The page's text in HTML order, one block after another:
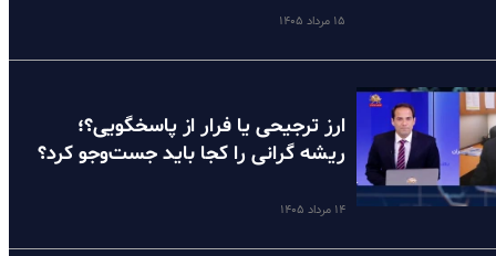
۱۵ مرداد ۱۴۰۵
ارز ترجیحی یا فرار از پاسخگویی؟؛
ریشه گرانی را کجا باید جست‌وجو کرد؟
۱۴ مرداد ۱۴۰۵